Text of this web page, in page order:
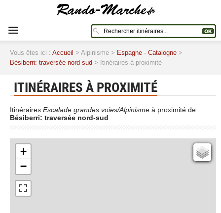
Vous êtes ici : Accueil > Alpinisme > Espagne - Catalogne >
Bésiberri: traversée nord-sud > Itinéraires à proximité
ITINÉRAIRES À PROXIMITÉ
Itinéraires Escalade grandes voies/Alpinisme à proximité de
Bésiberri: traversée nord-sud
+
−